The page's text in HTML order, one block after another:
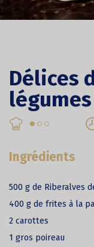
Délices
légumes
Ingrédients
500 g de Riberalves
400 g de frites à la
2 carottes
1 gros poireau